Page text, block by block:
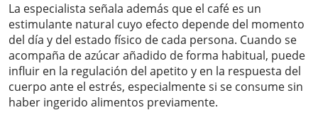
La especialista señala además que el café es un
estimulante natural cuyo efecto depende del momento
del día y del estado físico de cada persona. Cuando se
acompaña de azúcar añadido de forma habitual, puede
influir en la regulación del apetito y en la respuesta del
cuerpo ante el estrés, especialmente si se consume sin
haber ingerido alimentos previamente.